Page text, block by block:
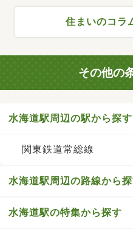
住まいのコラ
その他の
水海道駅周辺の駅から探す
関東鉄道常総線
水海道駅周辺の路線から
水海道駅の特集から探す